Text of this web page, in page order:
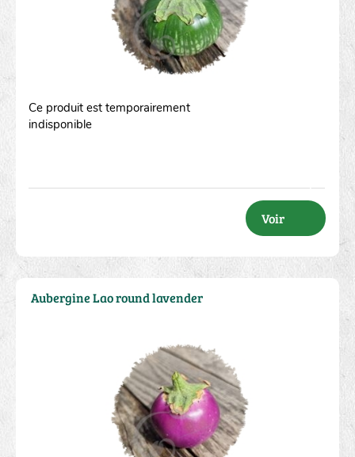
Ce produit est temporairement
indisponible
Voir
Aubergine Lao round lavender